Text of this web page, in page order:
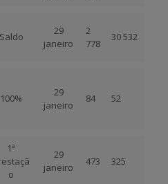
Saldo
29
janeiro
2
778
30 532
100%
29
janeiro
84 52
1ª
o
29
janeiro
473 325